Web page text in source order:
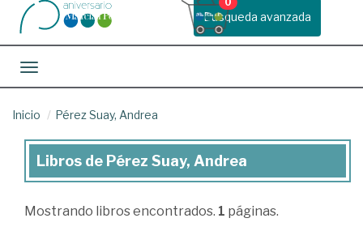
Busqueda avanzada
Toggle navigation
Inicio Pérez Suay, Andrea
Libros
Pérez
Libros de Pérez Suay, Andrea
Mostrando libros encontrados. 1 páginas.